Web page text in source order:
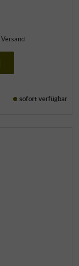
Versand
sofort verfügbar